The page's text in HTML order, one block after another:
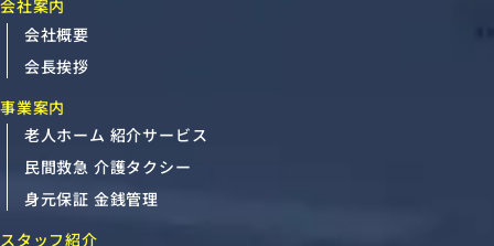
会社案内
会社概要
会長挨拶
事業案内
老人ホーム 紹介サービス
民間救急 介護タクシー
身元保証 金銭管理
スタッフ紹介